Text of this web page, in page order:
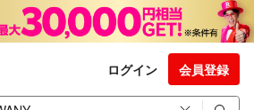
ログイン 会員登録